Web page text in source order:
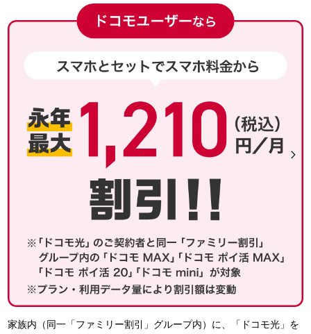
家族内（同一「ファミリー割引」グループ内）に、「ドコモ光」を